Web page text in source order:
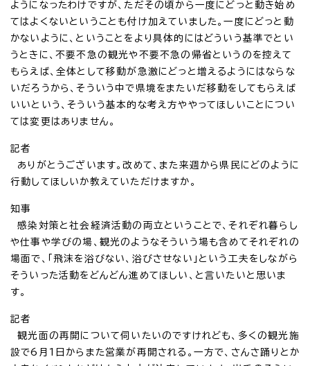
ようになったわけですが、ただその頃から一度にどっと動き始め
てはよくないということも付け加えていました。一度にどっと動
かないように、ということをより具体的にはどういう基準でとい
うときに、不要不急の観光や不要不急の帰省というのを控えて
もらえば、全体として移動が急激にどっと増えるようにはならな
いだろうから、そういう中で県境をまたいだ移動をしてもらえば
いいという、そういう基本的な考え方ややってほしいことについ
ては変更はありません。
記者
ありがとうございます。改めて、また来週から県民にどのように
行動してほしいか教えていただけますか。
知事
感染対策と社会経済活動の両立ということで、それぞれ暮らし
や仕事や学びの場、観光のようなそういう場も含めてそれぞれの
場面で、「飛沫を浴びない、浴びさせない」という工夫をしながら
そういった活動をどんどん進めてほしい、と言いたいと思いま
す。
記者
観光面の再開について伺いたいのですけれども、多くの観光施
設で6月1日からまた営業が再開される。一方で、さんさ踊りとか